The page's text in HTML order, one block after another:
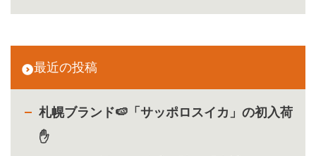
最近の投稿
札幌ブランド🍉「サッポロスイカ」の初入荷
✋